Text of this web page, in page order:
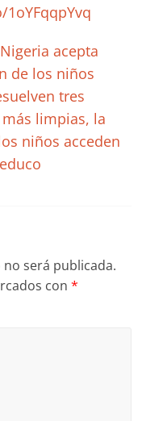
acepta
de los niños
tres
limpias, la
niños acceden
será publicada.
con*